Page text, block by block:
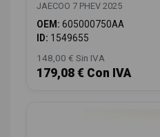
JAECOO 7 PHEV 2025
OEM: 605000750AA
ID: 1549655
148,00 € Sin IVA
179,08 € Con IVA